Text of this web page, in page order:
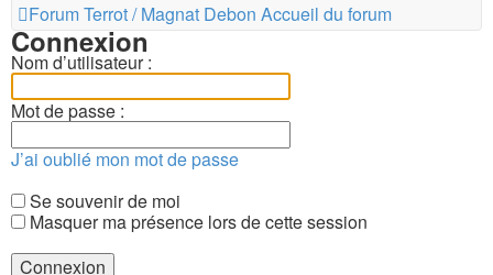
Forum Terrot / Magnat Debon Accueil du forum
Connexion
Nom d’utilisateur :
Mot de passe :
J’ai oublié mon mot de passe
Se souvenir de moi
Masquer ma présence lors de cette session